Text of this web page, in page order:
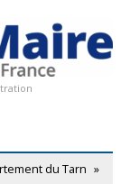
du Tarn »